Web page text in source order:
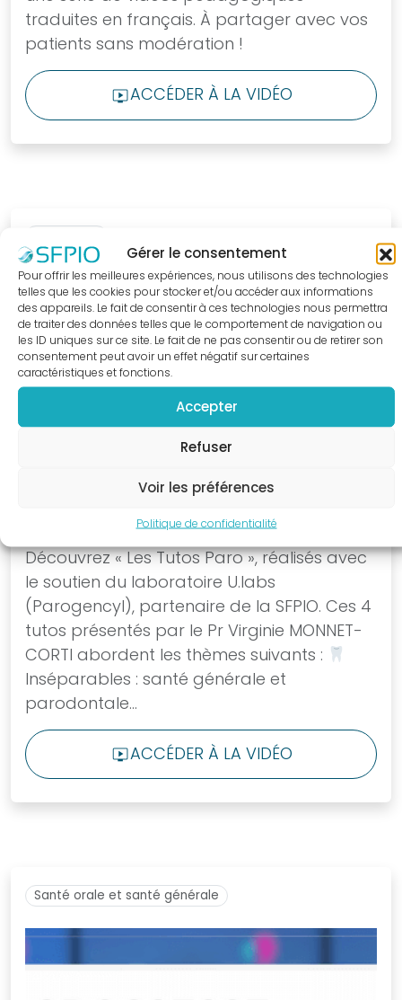
Gérer le consentement
Pour offrir les meilleures expériences, nous utilisons des technologies
telles que les cookies pour stocker et/ou accéder aux informations
des appareils. Le fait de consentir à ces technologies nous permettra
de traiter des données telles que le comportement de navigation ou
les ID uniques sur ce site. Le fait de ne pas consentir ou de retirer son
consentement peut avoir un effet négatif sur certaines
caractéristiques et fonctions.
Accepter
Refuser
Voir les préférences
Politique de confidentialité
traduites en français. À partager avec vos
patients sans modération !
LIVE_TVACCÉDER À LA VIDÉO
Les Tutos Paro
Découvrez « Les Tutos Paro », réalisés avec
le soutien du laboratoire U.labs
(Parogencyl), partenaire de la SFPIO. Ces 4
tutos présentés par le Pr Virginie MONNET-
CORTI abordent les thèmes suivants :
Inséparables : santé générale et
parodontale...
LIVE_TVACCÉDER À LA VIDÉO
Santé orale et santé générale
faire
Docteur
? »
Plaquette
sur
les
JCP
Digest
Assistantes
dentaires
Médias
Vidéos
Podcasts
Revues
annonces
Les
petites
annonces
Soumettre
une
annonce
Liens
utiles
Je suis
membre